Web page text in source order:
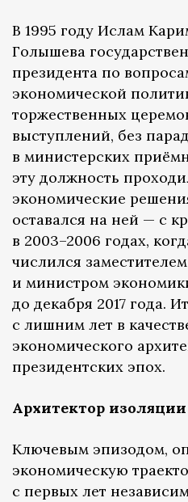
В 1995 году Ислам
Голышева
президента по
экономической
торжественных
выступлений, без
в министерских
эту должность
экономические
оставался на ней — с
в 2003–2006 годах,
числился
и министром
до декабря 2017 года.
с лишним лет в
экономического
президентских эпох.
Архитектор изоляции
Ключевым эпизодом,
экономическую
с первых лет